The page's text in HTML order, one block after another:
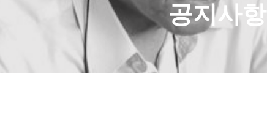
공지사항